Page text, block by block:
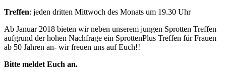
Treffen: jeden dritten Mittwoch des Monats um 19.30 Uhr
Ab Januar 2018 bieten wir neben unserem jungen Sprotten Treffen
aufgrund der hohen Nachfrage ein SprottenPlus Treffen für Frauen
ab 50 Jahren an- wir freuen uns auf Euch!!
Bitte meldet Euch an.